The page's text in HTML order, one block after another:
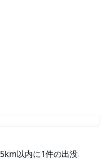
5km以内に1件の出没